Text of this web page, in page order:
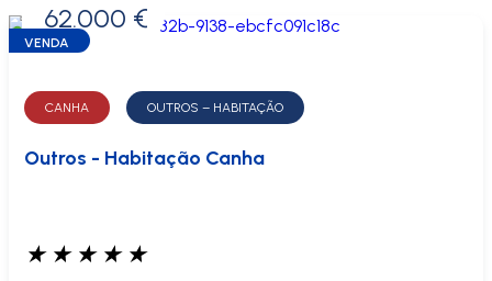
0 €
62.000 €
VENDA
CANHA OUTROS – HABITAÇÃO
Outros - Habitação Canha
★ ★ ★ ★ ★